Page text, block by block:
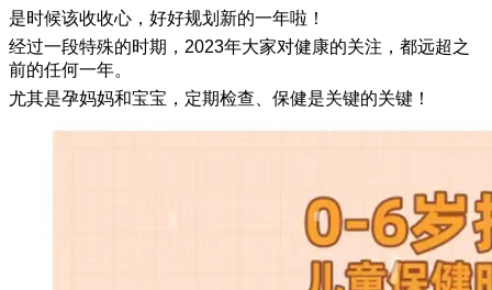
是时候该收收心，好好规划新的一年啦！
经过一段特殊的时期，2023年大家对健康的关注，都远超之
前的任何一年。
尤其是孕妈妈和宝宝，定期检查、保健是关键的关键！